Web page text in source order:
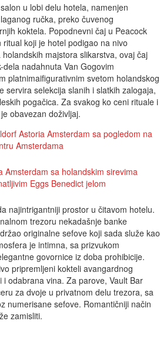
u lobi delu hotela, namenjen
ručka, preko čuvenog
koktela. Popodnevni čaj u Peacock
koji je hotel podigao na nivo
majstora slikarstva, ovaj čaj
nadahnuta Van Gogovim
platnimaifigurativnim svetom holandskog
servira selekcija slanih i slatkih zalogaja,
pogačica. Za svakog ko ceni rituale i
obavezan doživljaj.
najintrigantniji prostor u čitavom hotelu.
trezoru nekadašnje banke
originalne sefove koji sada služe kao
je intimna, sa prizvukom
govornice iz doba prohibicije.
pripremljeni kokteli avangardnog
odabrana vina. Za parove, Vault Bar
za dvoje u privatnom delu trezora, sa
numerisane sefove. Romantičniji način
zamisliti.